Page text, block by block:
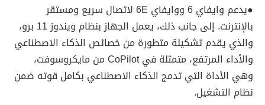
●يدعم وايفاي 6 ووايفاي 6E لاتصال سريع ومستقر
بالإنترنت. إلى جانب ذلك، يعمل الجهاز بنظام ويندوز 11 برو،
والذي يقدم تشكيلة متطورة من خصائص الذكاء الاصطناعي
والأداء المرتفع، متمثلة في CoPilot من مايكروسوفت،
وهي الأداة التي تدمج الذكاء الاصطناعي بكامل قوته ضمن
نظام التشغيل.